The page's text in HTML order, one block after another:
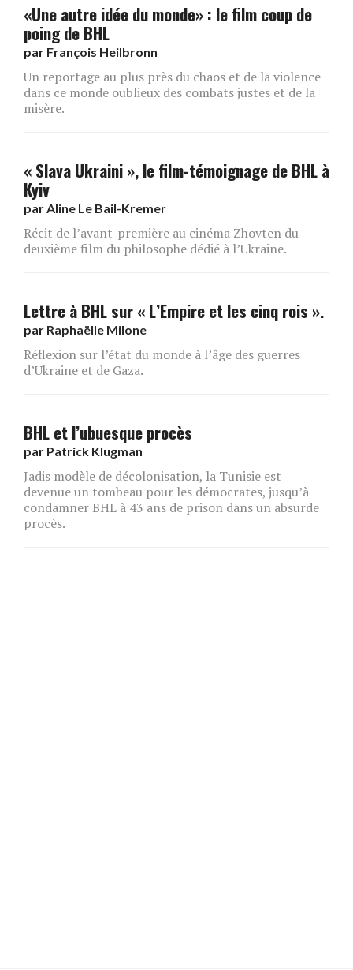
«Une autre idée du monde» : le film coup de
poing de BHL
par François Heilbronn
Un reportage au plus près du chaos et de la violence
dans ce monde oublieux des combats justes et de la
misère.
« Slava Ukraini », le film-témoignage de BHL à
Kyiv
parAline Le Bail-Kremer
Récit de l’avant-première au cinéma Zhovten du
deuxième film du philosophe dédié à l’Ukraine.
Lettre à BHL sur « L’Empire et les cinq rois ».
par Raphaëlle Milone
Réflexion sur l’état du monde à l’âge des guerres
d’Ukraine et de Gaza.
BHL et l’ubuesque procès
par Patrick Klugman
Jadis modèle de décolonisation, la Tunisie est
devenue un tombeau pour les démocrates, jusqu’à
condamner BHL à 43 ans de prison dans un absurde
procès.